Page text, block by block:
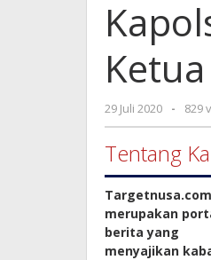
29 Juli 2020
oleh
- 829
Tentang
Targetnusa.com
merupakan
berita yang
menyajikan